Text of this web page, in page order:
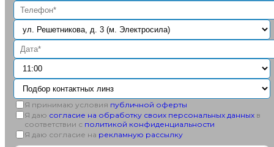
Я принимаю условия публичной оферты
Я даю согласие на обработку своих персональных данных в
соответствии с политикой конфиденциальности
Я даю согласие на рекламную рассылку